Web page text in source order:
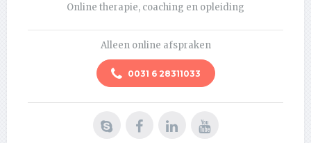
Online therapie, coaching en opleiding
Alleen online afspraken
0031 6 28311033